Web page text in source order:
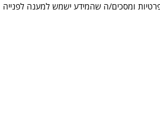
ומסכים/ה שהמידע ישמש למענה